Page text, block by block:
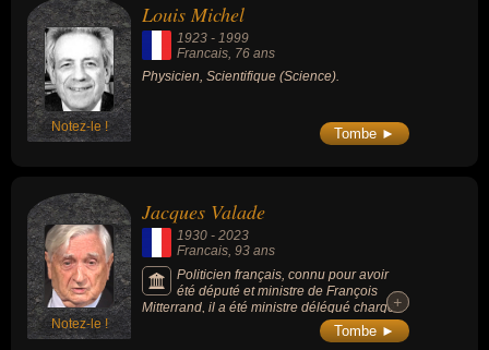
Notez-le !
Louis Michel
1923 - 1999
Francais, 76 ans
Physicien, Scientifique (Science).
Tombe ►
Notez-le !
Jacques Valade
1930 - 2023
Francais, 93 ans
Politicien français, connu pour avoir
été député et ministre de François
Mitterrand, il a été ministre délégué chargé
de la Recherche et de l'Enseignement
+
+
Tombe ►